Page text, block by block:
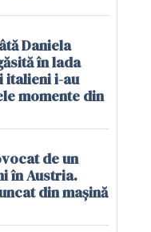
Daniela
în lada
italieni i-au
momente din
de un
în Austria.
din mașină